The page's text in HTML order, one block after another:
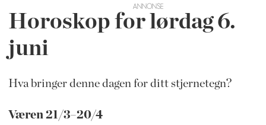
Horoskop for lørdag 6.
juni
Hva bringer denne dagen for ditt stjernetegn?
Væren 21/3–20/4